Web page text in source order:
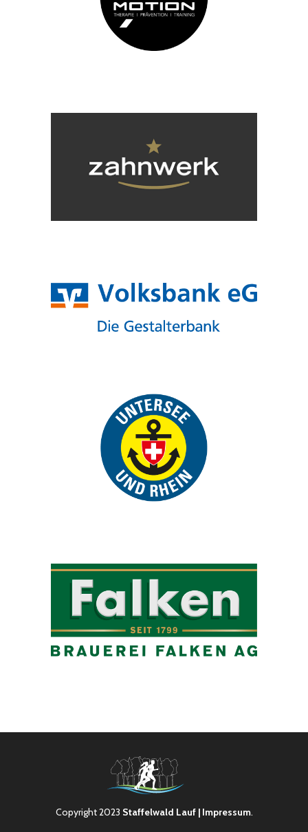
Copyright 2023 Staffelwald Lauf| Impressum.